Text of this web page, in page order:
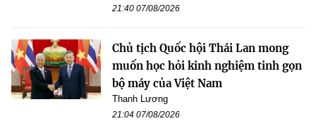
21:40 07/08/2026
Chủ tịch Quốc hội Thái Lan mong
muốn học hỏi kinh nghiệm tinh gọn
bộ máy của Việt Nam
Thanh Lương
21:04 07/08/2026